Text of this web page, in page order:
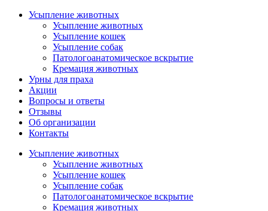
Усыпление животных
Усыпление животных
Усыпление кошек
Усыпление собак
Патологоанатомическое вскрытие
Кремация животных
Урны для праха
Акции
Вопросы и ответы
Отзывы
Об организации
Контакты
Усыпление животных
Усыпление животных
Усыпление кошек
Усыпление собак
Патологоанатомическое вскрытие
Кремация животных